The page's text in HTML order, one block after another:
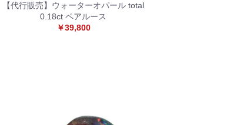
【代行販売】ウォーターオパール total
0.18ct ペアルース
￥39,800